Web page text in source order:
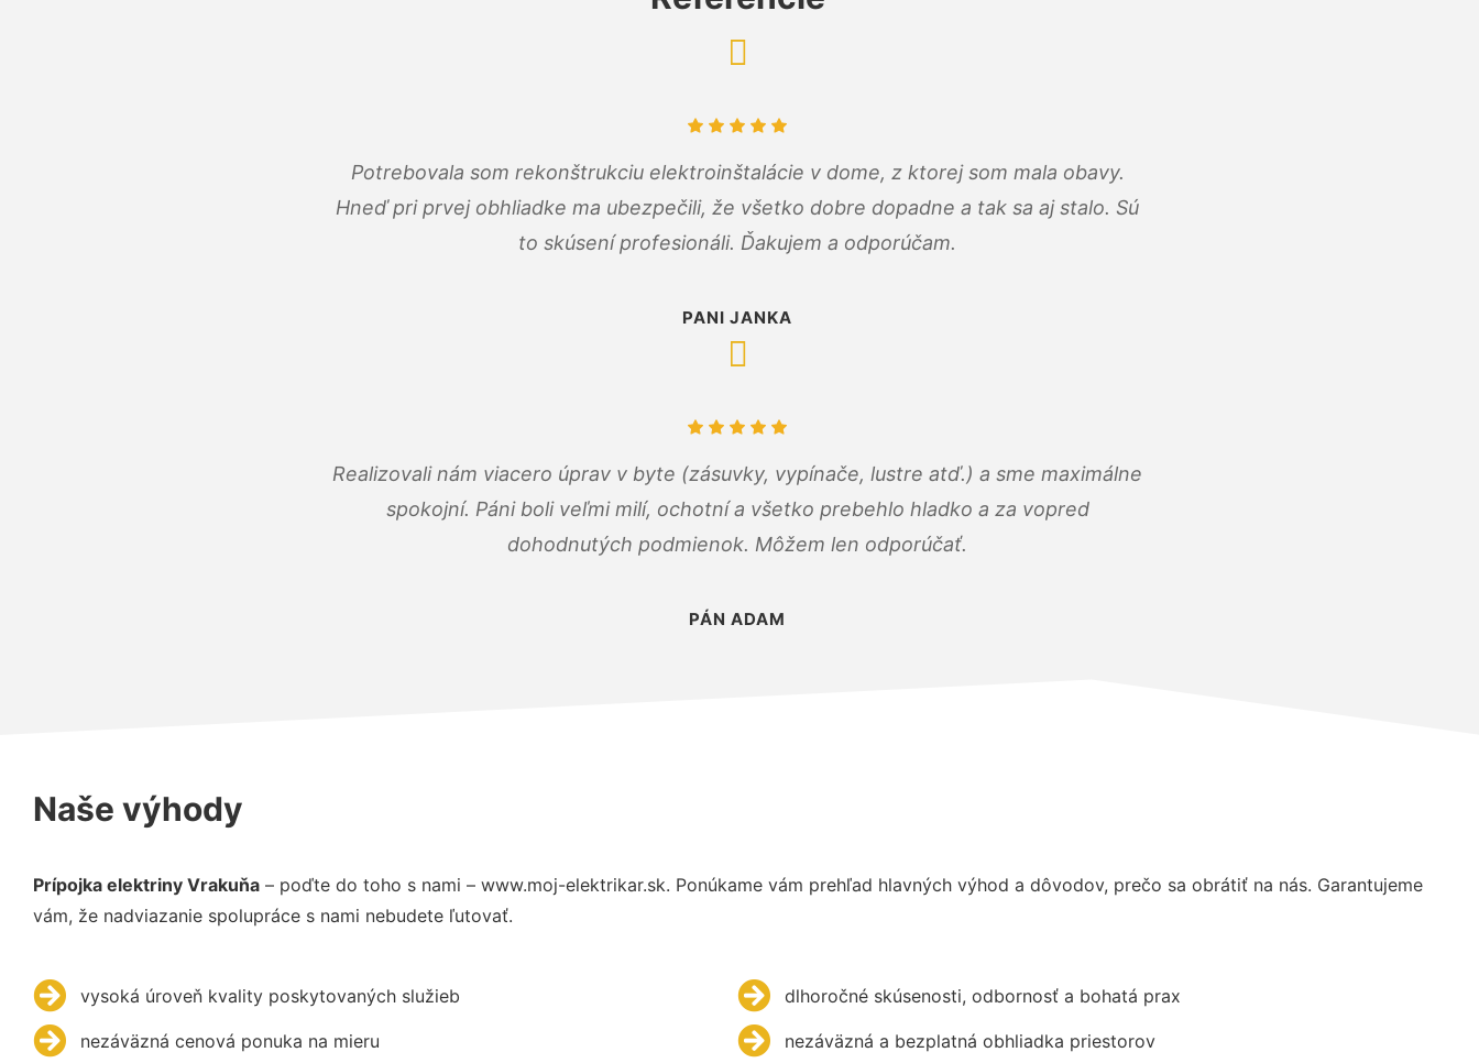
Potrebovala som rekonštrukciu elektroinštalácie v dome, z ktorej som mala obavy.
Hneď pri prvej obhliadke ma ubezpečili, že všetko dobre dopadne a tak sa aj stalo. Sú
to skúsení profesionáli. Ďakujem a odporúčam.
PANI JANKA
Realizovali nám viacero úprav v byte (zásuvky, vypínače, lustre atď.) a sme maximálne
spokojní. Páni boli veľmi milí, ochotní a všetko prebehlo hladko a za vopred
dohodnutých podmienok. Môžem len odporúčať.
PÁN ADAM
Naše výhody
Prípojka elektriny Vrakuňa – poďte do toho s nami – www.moj-elektrikar.sk. Ponúkame vám prehľad hlavných výhod a dôvodov, prečo sa obrátiť na nás. Garantujeme
vám, že nadviazanie spolupráce s nami nebudete ľutovať.
vysoká úroveň kvality poskytovaných služieb
nezáväzná cenová ponuka na mieru
dlhoročné skúsenosti, odbornosť a bohatá prax
nezáväzná a bezplatná obhliadka priestorov